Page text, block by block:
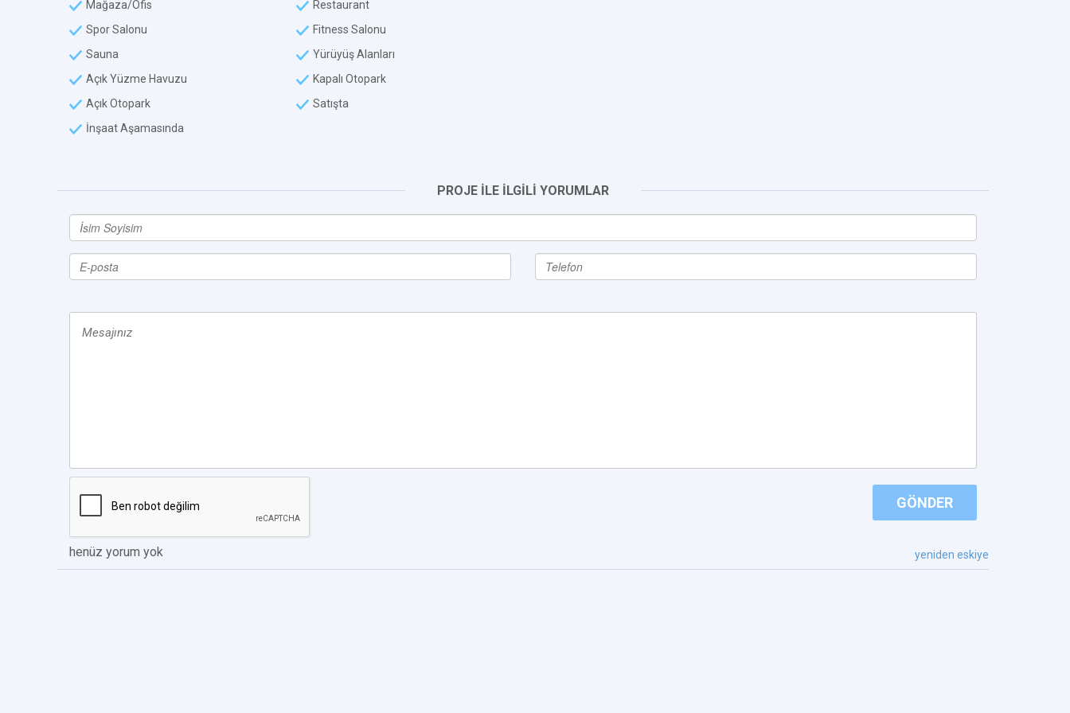
Mağaza/Ofis
Restaurant
Spor Salonu
Fitness Salonu
Sauna
Yürüyüş Alanları
Açık Yüzme Havuzu
Kapalı Otopark
Açık Otopark
Satışta
İnşaat Aşamasında
PROJE İLE İLGİLİ YORUMLAR
GÖNDER
henüz yorum yok yeniden eskiye